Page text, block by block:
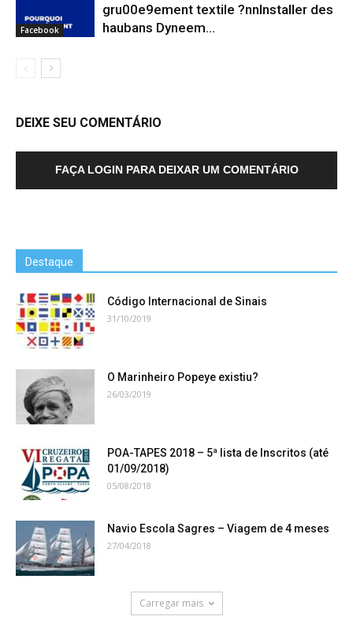
Facebook
gru00e9ement textile ?nnInstaller des
haubans Dyneem…
DEIXE SEU COMENTÁRIO
FAÇA LOGIN PARA DEIXAR UM COMENTÁRIO
Destaque
Código Internacional de Sinais
31/10/2019
O Marinheiro Popeye existiu?
26/03/2019
POA-TAPES 2018 – 5ª lista de Inscritos (até
01/09/2018)
05/08/2018
Navio Escola Sagres – Viagem de 4 meses
27/04/2018
Carregar mais